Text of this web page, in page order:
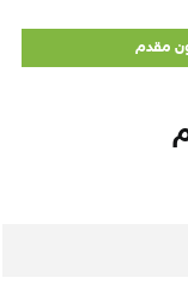
مقدم